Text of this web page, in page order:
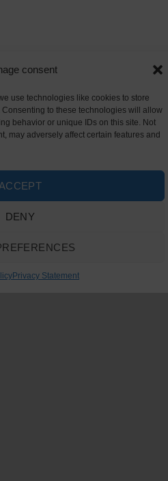
consent
use technologies like cookies to store
to these technologies will allow
behavior or unique IDs on this site. Not
may adversely affect certain features and
ACCEPT
DENY
Privacy Statement